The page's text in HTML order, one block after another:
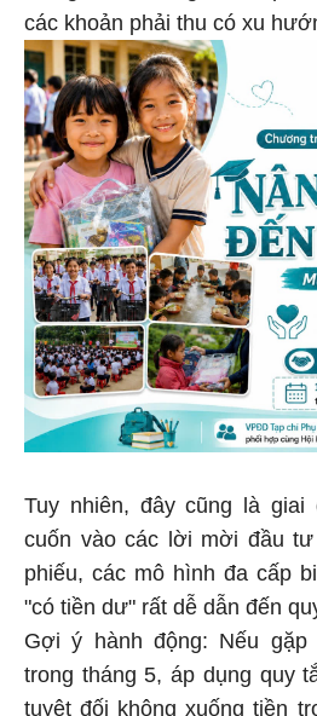
các khoản phải thu có xu
Tuy nhiên, đây cũng là
cuốn vào các lời mời đầu
phiếu, các mô hình đa cấp
"có tiền dư" rất dễ dẫn đến
Gợi ý hành động: Nếu
trong tháng 5, áp dụng quy
tuyệt đối không xuống tiền